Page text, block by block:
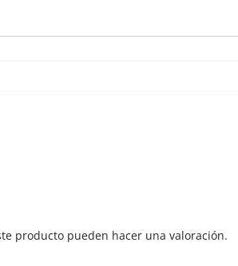
producto pueden hacer una valoración.